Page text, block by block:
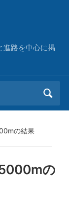
進路を中心に掲
の結果
の